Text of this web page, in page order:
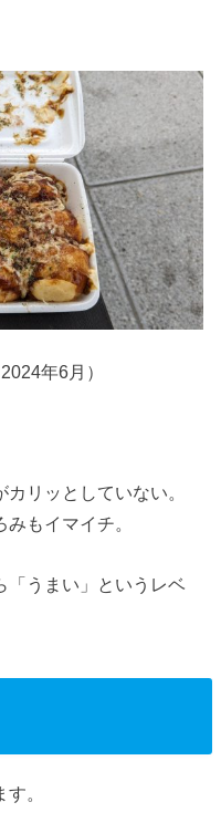
年6月）
リッとしていない。
もイマイチ。
「うまい」というレベ
。